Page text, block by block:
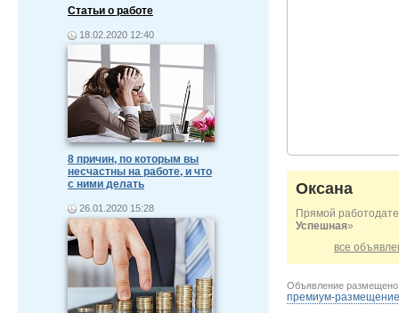
Статьи о работе
18.02.2020 12:40
8 причин, по которым вы
несчастны на работе, и что
с ними делать
26.01.2020 15:28
Оксана
Прямой
Успешная»
все
Объявление
премиум-размещение